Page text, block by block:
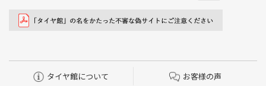
タイヤ館について お客様の声